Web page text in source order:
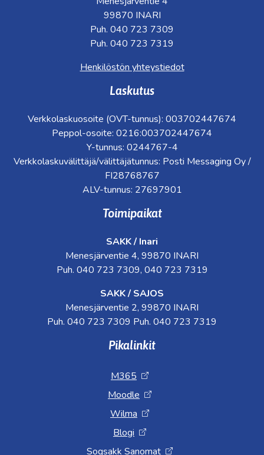
99870 INARI
Puh. 040 723 7309
Puh. 040 723 7319
Henkilöstön yhteystiedot
Laskutus
Verkkolaskuosoite (OVT-tunnus): 003702447674
Peppol-osoite: 0216:003702447674
Y-tunnus: 0244767-4
Verkkolaskuvälittäjä/välittäjätunnus: Posti Messaging Oy /
FI28768767
ALV-tunnus: 27697901
Toimipaikat
SAKK / Inari
Menesjärventie 4, 99870 INARI
Puh. 040 723 7309, 040 723 7319
SAKK / SAJOS
Menesjärventie 2, 99870 INARI
Puh. 040 723 7309 Puh. 040 723 7319
Pikalinkit
M365
Moodle
Wilma
Blogi
Sogsakk Sanomat